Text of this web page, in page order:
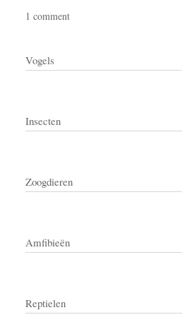
1 comment
Vogels
Insecten
Zoogdieren
Amfibieën
Reptielen